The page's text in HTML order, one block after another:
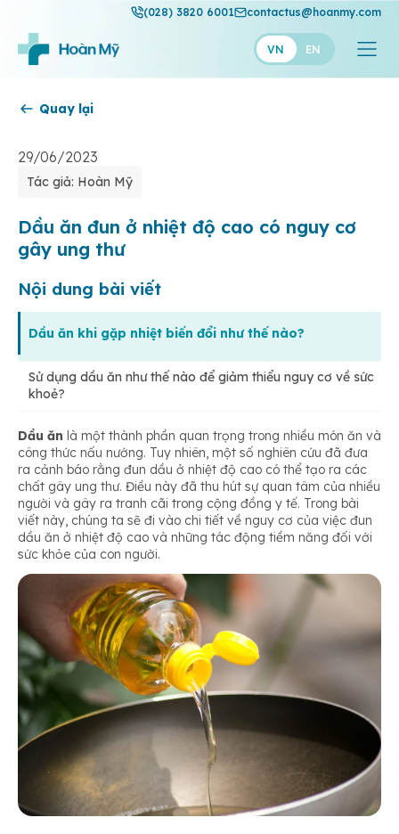
(028) 3820 6001 contactus@hoanmy.com
VN EN
Thuận Mỹ
Quay lại
29/06/2023
Tác giả: Hoàn Mỹ
Dầu ăn đun ở nhiệt độ cao có nguy cơ
gây ung thư
Nội dung bài viết
Dầu ăn khi gặp nhiệt biến đổi như thế nào?
Sử dụng dầu ăn như thế nào để giảm thiểu nguy cơ về sức
khoẻ?
Dầu ăn là một thành phần quan trọng trong nhiều món ăn và
công thức nấu nướng. Tuy nhiên, một số nghiên cứu đã đưa
ra cảnh báo rằng đun dầu ở nhiệt độ cao có thể tạo ra các
chất gây ung thư. Điều này đã thu hút sự quan tâm của nhiều
người và gây ra tranh cãi trong cộng đồng y tế. Trong bài
viết này, chúng ta sẽ đi vào chi tiết về nguy cơ của việc đun
dầu ăn ở nhiệt độ cao và những tác động tiềm năng đối với
sức khỏe của con người.